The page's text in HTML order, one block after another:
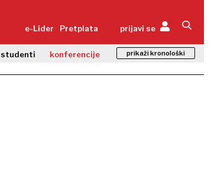
e-Lider Pretplata prijavi se
studenti konferencije prikaži kronološki